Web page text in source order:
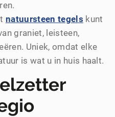
natuursteen tegels kunt
graniet, leisteen,
Uniek, omdat elke
is wat u in huis haalt.